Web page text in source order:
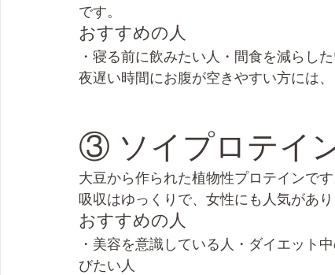
です。
おすすめの人
・寝る前に飲みたい人・間食を減らし
夜遅い時間にお腹が空きやすい方には
③ ソイプロテイ
大豆から作られた植物性プロテインです
吸収はゆっくりで、女性にも人気があり
おすすめの人
・美容を意識している人・ダイエット
びたい人